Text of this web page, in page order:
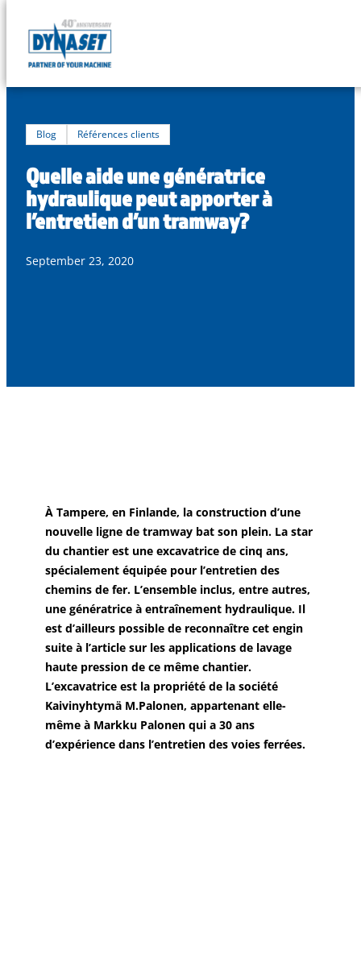
content
DYNASET
Blog Références clients
Quelle aide une génératrice
hydraulique peut apporter à
l’entretien d’un tramway?
September 23, 2020
À Tampere, en Finlande, la construction d’une
nouvelle ligne de tramway bat son plein. La star
du chantier est une excavatrice de cinq ans,
spécialement équipée pour l’entretien des
chemins de fer. L’ensemble inclus, entre autres,
une génératrice à entraînement hydraulique. Il
est d’ailleurs possible de reconnaître cet engin
suite à l’article sur les applications de lavage
haute pression de ce même chantier.
L’excavatrice est la propriété de la société
Kaivinyhtymä M.Palonen, appartenant elle-
même à Markku Palonen qui a 30 ans
d’expérience dans l’entretien des voies ferrées.